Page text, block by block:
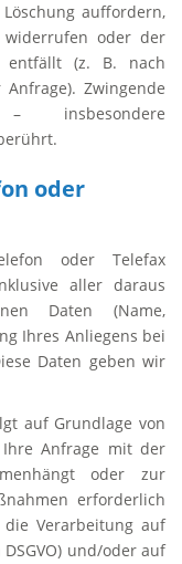
auffordern,
widerrufen oder der
entfällt (z. B. nach
Zwingende
– insbesondere
oder
oder Telefax
aller daraus
Daten (Name,
Ihres Anliegens bei
Daten geben wir
auf Grundlage von
Anfrage mit der
oder zur
erforderlich
Verarbeitung auf
und/oder auf